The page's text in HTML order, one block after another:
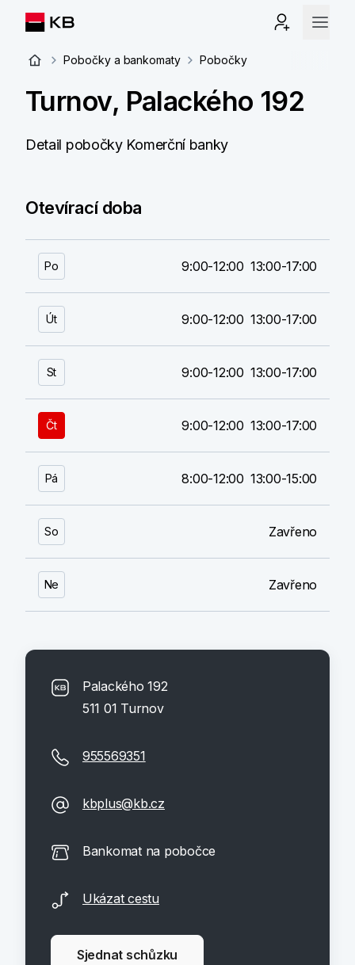
Pobočky a bankomaty Pobočky
Turnov, Palackého 192
Detail pobočky Komerční banky
Otevírací doba
Po 9:00-12:00 13:00-17:00
Út 9:00-12:00 13:00-17:00
St 9:00-12:00 13:00-17:00
Čt 9:00-12:00 13:00-17:00
Pá 8:00-12:00 13:00-15:00
So Zavřeno
Ne Zavřeno
Palackého 192
511 01 Turnov
955569351
kbplus@kb.cz
Bankomat na pobočce
Ukázat cestu
Sjednat schůzku